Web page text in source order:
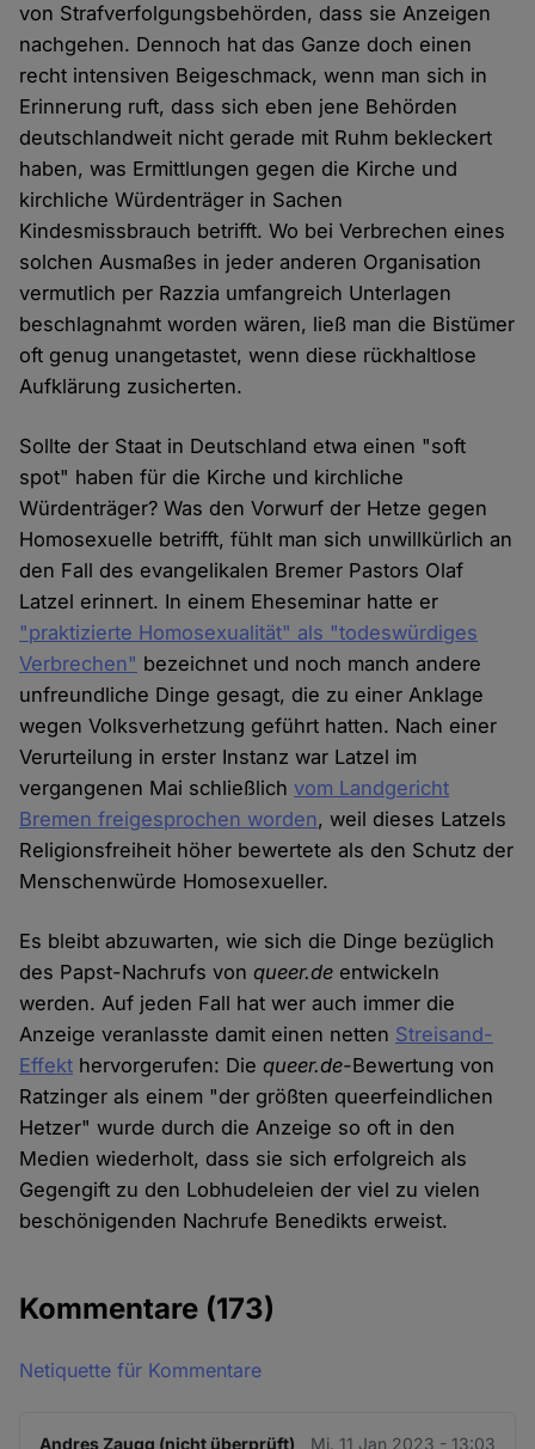
von Strafverfolgungsbehörden, dass sie Anzeigen
nachgehen. Dennoch hat das Ganze doch einen
recht intensiven Beigeschmack, wenn man sich in
Erinnerung ruft, dass sich eben jene Behörden
deutschlandweit nicht gerade mit Ruhm bekleckert
haben, was Ermittlungen gegen die Kirche und
kirchliche Würdenträger in Sachen
Kindesmissbrauch betrifft. Wo bei Verbrechen eines
solchen Ausmaßes in jeder anderen Organisation
vermutlich per Razzia umfangreich Unterlagen
beschlagnahmt worden wären, ließ man die Bistümer
oft genug unangetastet, wenn diese rückhaltlose
Aufklärung zusicherten.
Sollte der Staat in Deutschland etwa einen "soft
spot" haben für die Kirche und kirchliche
Würdenträger? Was den Vorwurf der Hetze gegen
Homosexuelle betrifft, fühlt man sich unwillkürlich an
den Fall des evangelikalen Bremer Pastors Olaf
Latzel erinnert. In einem Eheseminar hatte er
"praktizierte Homosexualität" als "todeswürdiges
Verbrechen" bezeichnet und noch manch andere
unfreundliche Dinge gesagt, die zu einer Anklage
wegen Volksverhetzung geführt hatten. Nach einer
Verurteilung in erster Instanz war Latzel im
vergangenen Mai schließlichvom Landgericht
Bremen freigesprochen worden, weil dieses Latzels
Religionsfreiheit höher bewertete als den Schutz der
Menschenwürde Homosexueller.
Es bleibt abzuwarten, wie sich die Dinge bezüglich
des Papst-Nachrufs vonqueer.de entwickeln
werden. Auf jeden Fall hat wer auch immer die
Anzeige veranlasste damit einen netten Streisand-
Effekt hervorgerufen: Diequeer.de-Bewertung von
Ratzinger als einem "der größten queerfeindlichen
Hetzer" wurde durch die Anzeige so oft in den
Medien wiederholt, dass sie sich erfolgreich als
Gegengift zu den Lobhudeleien der viel zu vielen
beschönigenden Nachrufe Benedikts erweist.
Kommentare (173)
Netiquette für Kommentare
Andres Zaugg (nicht überprüft) Mi. 11 Jan 2023 - 13:03